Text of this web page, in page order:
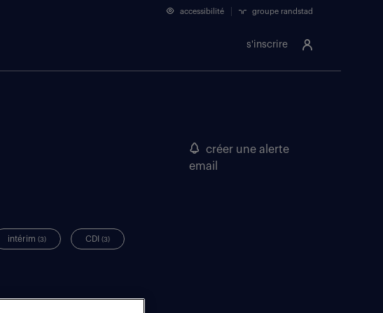
s'inscrire
accessibilité groupe randstad
créer une alerte
email
intérim(3) CDI(3)